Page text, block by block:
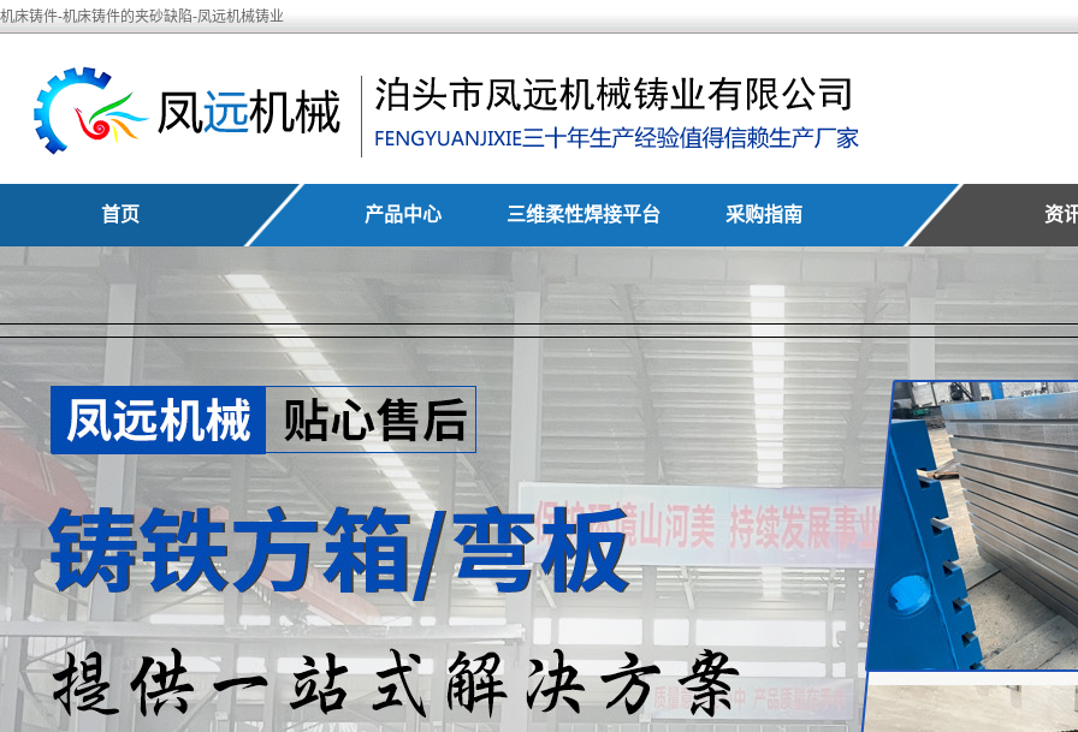
机床铸件-机床铸件的夹砂缺陷-凤远机械铸业
首页 产品中心 三维柔性焊接平台 采购指南 资